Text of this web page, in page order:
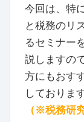
今回は、特
と税務のリ
るセミナー
説しますの
方にもおす
しておりま
（※税務研